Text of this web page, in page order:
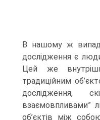
В нашому ж
дослідження є
Цей же
традиційним
дослідження,
взаємовпливами”
об’єктів між